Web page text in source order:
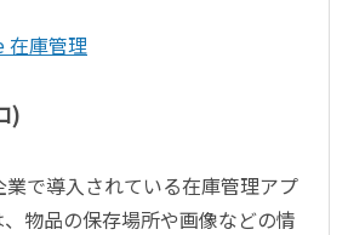
庫管理
)
で導入されている在庫管理アプ
物品の保存場所や画像などの情